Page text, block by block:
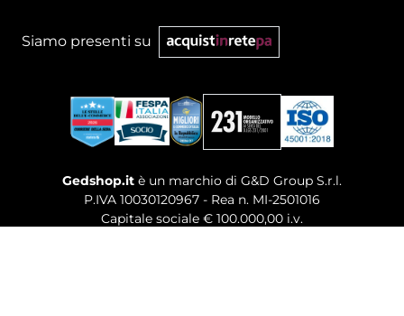
Siamo presenti su
Gedshop.it è un marchio di G&D Group S.r.l.
P.IVA 10030120967 - Rea n. MI-2501016
Capitale sociale € 100.000,00 i.v.